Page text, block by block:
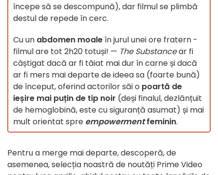
începe să se descompună), dar filmul se plimbă
destul de repede în cerc.
Cu un abdomen moaleîn jurul unei ore fratern -
filmul are tot 2h20 totuși! — The Substancear fi
câștigat dacă ar fi tăiat mai dur în carne și dacă
ar fi mers mai departe de ideea sa (foarte bună)
de început, oferind actorilor săi o poartă de
ieșire mai puțin de tip noir (deși finalul, dezlănțuit
de hemoglobină, este cu siguranță asumat) și mai
mult orientat spre empowermentfeminin.
Pentru a merge mai departe, descoperă, de
asemenea, selecția noastră de noutăți Prime Video